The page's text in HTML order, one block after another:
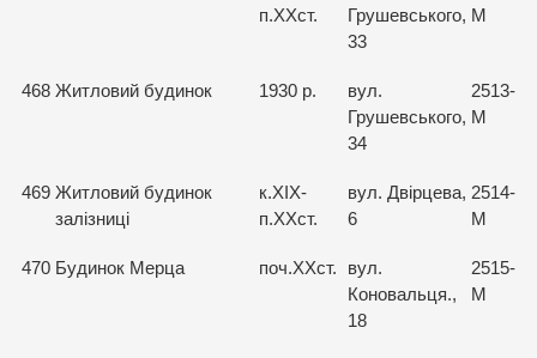
п.ХХст.
Грушевського,
33
М
468 Житловий будинок 1930 р.
вул.
Грушевського,
34
2513-
М
469 Житловий будинок
залізниці
к.ХІХ-
п.ХХст.
вул. Двірцева,
6
2514-
М
470 Будинок Мерца поч.ХХст.
вул.
Коновальця.,
18
2515-
М